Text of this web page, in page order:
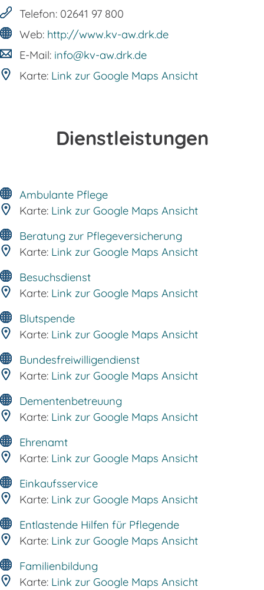
Telefon: 02641 97 800
Web: http://www.kv-aw.drk.de
E-Mail: info@kv-aw.drk.de
Karte: Link zur Google Maps Ansicht
Dienstleistungen
Ambulante Pflege
Karte: Link zur Google Maps Ansicht
Beratung zur Pflegeversicherung
Karte: Link zur Google Maps Ansicht
Besuchsdienst
Karte: Link zur Google Maps Ansicht
Blutspende
Karte: Link zur Google Maps Ansicht
Bundesfreiwilligendienst
Karte: Link zur Google Maps Ansicht
Dementenbetreuung
Karte: Link zur Google Maps Ansicht
Ehrenamt
Karte: Link zur Google Maps Ansicht
Einkaufsservice
Karte: Link zur Google Maps Ansicht
Entlastende Hilfen für Pflegende
Karte: Link zur Google Maps Ansicht
Familienbildung
Karte: Link zur Google Maps Ansicht